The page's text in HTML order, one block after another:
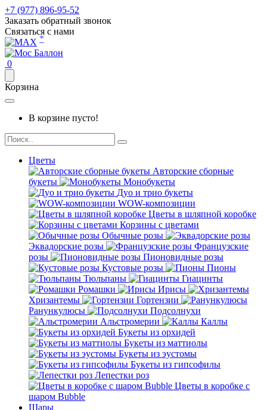
+7 (977) 896-95-52
Заказать обратный звонок
Связаться с нами
*
0
Корзина
В корзине пусто!
Цветы
Авторские сборные
букеты
Монобукеты
Дуо и трио букеты
WOW-композиции
Цветы в шляпной коробке
Корзины с цветами
Обычные розы
Эквадорские розы
Французские
розы
Пионовидные розы
Кустовые розы
Пионы
Тюльпаны
Гиацинты
Ромашки
Ирисы
Хризантемы
Гортензии
Ранункулюсы
Подсолнухи
Альстромерии
Каллы
Букеты из орхидей
Букеты из маттиолы
Букеты из эустомы
Букеты из гипсофилы
Лепестки роз
Цветы в коробке с
шаром Bubble
Шары